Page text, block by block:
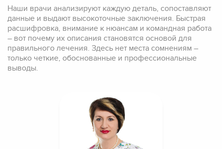
Наши врачи анализируют каждую деталь, сопоставляют
данные и выдают высокоточные заключения. Быстрая
расшифровка, внимание к нюансам и командная работа
– вот почему их описания становятся основой для
правильного лечения. Здесь нет места сомнениям –
только четкие, обоснованные и профессиональные
выводы.